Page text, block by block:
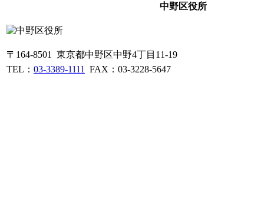
中野区役所
〒164-8501 東京都中野区中野4丁目11-19
TEL： 03-3389-1111 FAX：03-3228-5647